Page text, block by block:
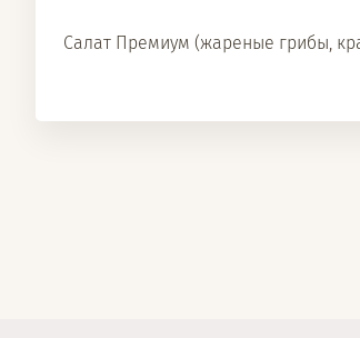
Салат Премиум (жареные грибы,